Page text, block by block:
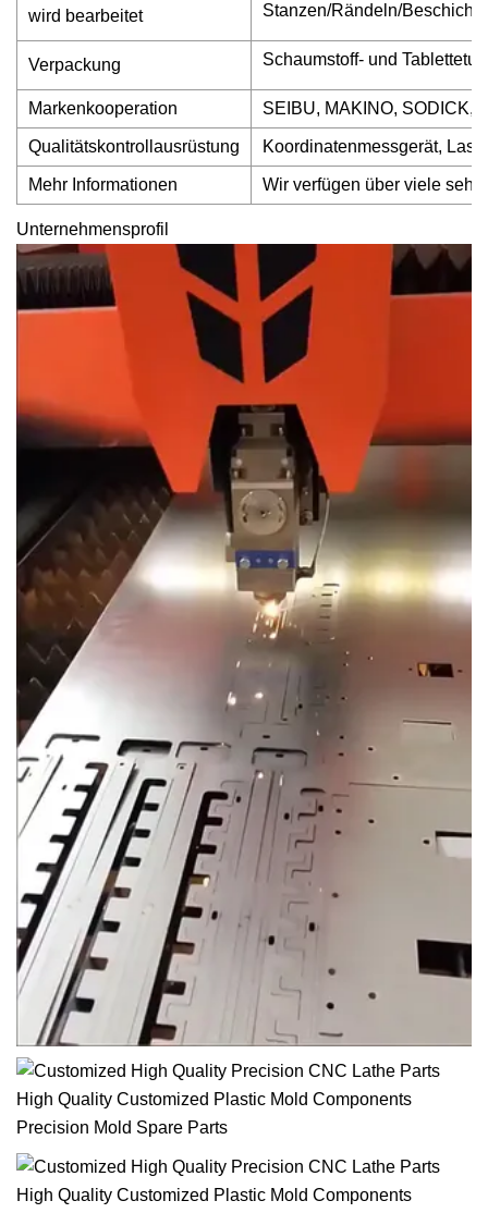
wird bearbeitet Stanzen/Rändeln/
Verpackung Schaumstoff- und Tablettetui
Markenkooperation SEIBU, MAKINO, SODICK,
Qualitätskontrollausrüstung Koordinatenmessgerät,
Mehr Informationen Wir verfügen über viele sehr
Unternehmensprofil